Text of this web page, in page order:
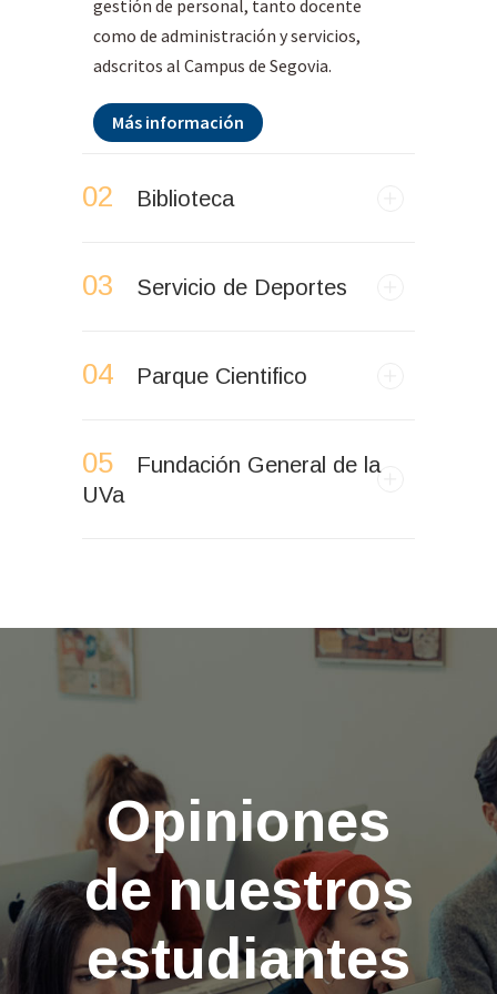
gestión de personal, tanto docente
como de administración y servicios,
adscritos al Campus de Segovia.
Más información
02 Biblioteca
03 Servicio de Deportes
04 Parque Cientifico
05
Fundación General de la
UVa
Opiniones
de nuestros
estudiantes